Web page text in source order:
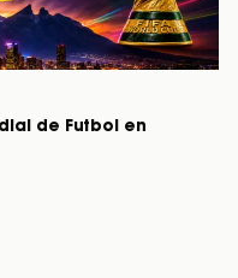
de Futbol en